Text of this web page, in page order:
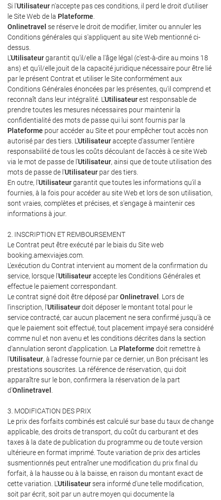
Si l'Utilisateur n'accepte pas ces conditions, il perd le droit d'utiliser
le Site Web de la Plateforme
Onlinetravel se réserve le droit de modifier, limiter ou annuler les
Conditions générales qui s'appliquent au site Web mentionné ci-
dessus.
L'Utilisateurgarantit qu'il/elle a l'âge légal (c'est-à-dire au moins 18
ans) et qu'il/elle jouit de la capacité juridique nécessaire pour être lié
par le présent Contrat et utiliser le Site conformément aux
Conditions Générales énoncées par les présentes, qu'il comprend et
reconnaît dans leur intégralité. L'Utilisateurest responsable de
prendre toutes les mesures nécessaires pour maintenir la
confidentialité des mots de passe qui lui sont fournis par la
Plateforme pour accéder au Site et pour empêcher tout accès non
autorisé par des tiers. L'Utilisateuraccepte d'assumer l'entière
responsabilité de tous les coûts découlant de l'accès à ce site Web
via le mot de passe de l'Utilisateur, ainsi que de toute utilisation des
mots de passe de l'Utilisateur par des tiers.
En outre, l'Utilisateurgarantit que toutes les informations qu'il a
fournies, à la fois pour accéder au site Web et lors de son utilisation,
sont vraies, complètes et précises, et s'engage à maintenir ces
informations à jour.
2. INSCRIPTION ET REMBOURSEMENT
Le Contrat peut être exécuté par le biais du Site web
booking.amexviajes.com.
L'exécution du Contrat intervient au moment de la confirmation du
service, lorsque l'Utilisateuraccepte les Conditions Générales et
effectue le paiement correspondant.
Le contrat signé doit être déposé parOnlinetravel
. Lors de
l'inscription, l'Utilisateurdoit déposer le montant total pour le
service contracté, car aucun placement ne sera confirmé jusqu'à ce
que le paiement soit effectué, tout placement impayé sera considéré
comme nul et non avenu et les conditions décrites dans la section
d'annulation seront d'application. La Plateforme doit remettre à
l'Utilisateur, à l'adresse fournie par ce dernier, un Bon précisant les
prestations souscrites. La référence de réservation, qui doit
apparaître sur le bon, confirmera la réservation de la part
d'Onlinetravel
3. MODIFICATION DES PRIX
Le prix des forfaits combinés est calculé sur base du taux de change
applicable, des droits de transport, du coût du carburant et des
taxes à la date de publication du programme ou de toute version
ultérieure en format imprimé. Toute variation de prix des articles
susmentionnés peut entraîner une modification du prix final du
forfait, à la hausse ou à la baisse, en raison du montant exact de
cette variation. L'Utilisateursera informé d'une telle modification,
soit par écrit, soit par un autre moyen qui documente la